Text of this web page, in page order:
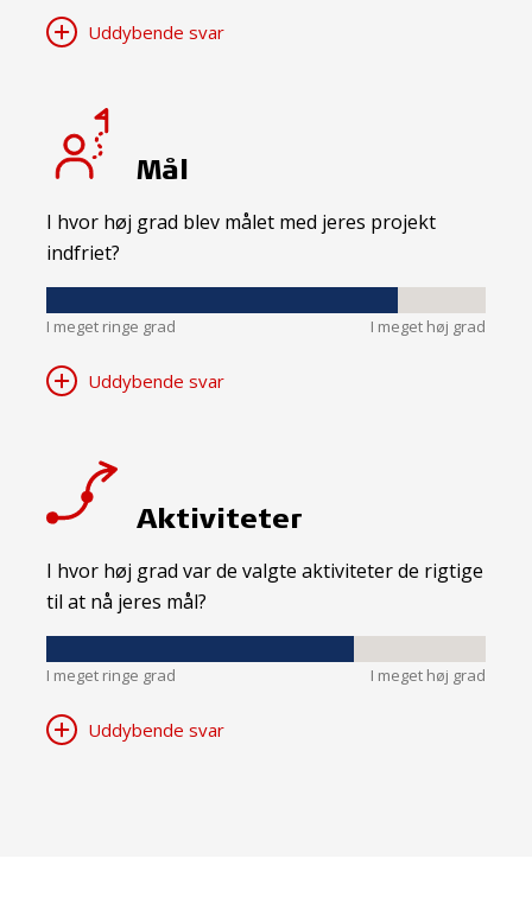
Uddybende svar
Mål
I hvor høj grad blev målet med jeres projekt
indfriet?
I meget ringe grad I meget høj grad
Uddybende svar
Aktiviteter
I hvor høj grad var de valgte aktiviteter de rigtige
til at nå jeres mål?
I meget ringe grad I meget høj grad
Uddybende svar